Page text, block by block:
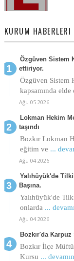
KURUM HABERLERI
Özgüven Sistem
ettiriyor.
Özgüven Sistem
kapsamında elde
Ağu 05 2026
Lokman Hekim
taşındı
Bozkır Lokman
eğitim ve ...
Ağu 04 2026
Yalıhüyük'de
Başına.
Yalıhüyük'de
onlarda ...
Ağu 04 2026
Bozkır'da
Bozkır İlçe
Kursu ...